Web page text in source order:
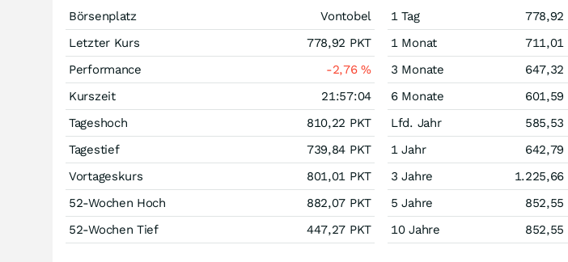
Börsenplatz
Vontobel
Letzter Kurs
778,92 PKT
Performance
-2,76%
Kurszeit
21:57:04
Tageshoch
810,22 PKT
Tagestief
739,84 PKT
Vortageskurs
801,01 PKT
52-Wochen Hoch
882,07 PKT
52-Wochen Tief
447,27 PKT
1 Tag 778,92
1 Monat
711,01
3 Monate
647,32
6 Monate
601,59
Lfd. Jahr
585,53
1 Jahr
642,79
3 Jahre
1.225,66
5 Jahre
852,55
10 Jahre
852,55